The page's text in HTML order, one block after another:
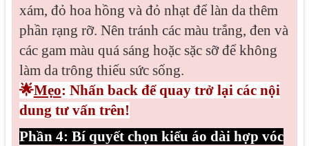
xám, đỏ hoa hồng và đỏ nhạt để làn da thêm
phần rạng rỡ. Nên tránh các màu trắng, đen và
các gam màu quá sáng hoặc sặc sỡ để không
làm da trông thiếu sức sống.
🌟Mẹo: Nhấn back để quay trở lại các nội
dung tư vấn trên!
Phần 4: Bí quyết chọn kiểu áo dài hợp vóc